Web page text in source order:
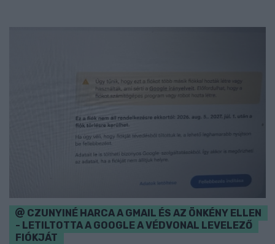
CZUNYINÉ HARCA A GMAIL ÉS AZ ÖNKÉNY ELLEN
- LETILTOTTA A GOOGLE A VÉDVONAL LEVELEZŐ
FIÓKJÁT